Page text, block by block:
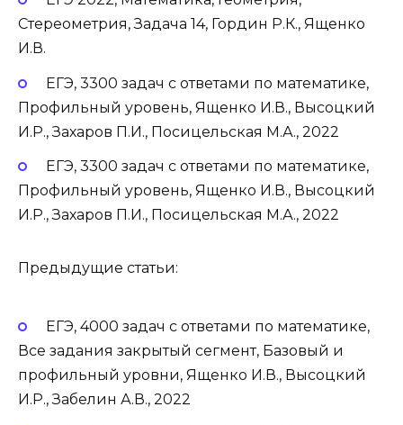
Стереометрия, Задача 14, Гордин Р.К., Ященко
И.В.
ЕГЭ, 3300 задач с ответами по математике,
Профильный уровень, Ященко И.В., Высоцкий
И.Р., Захаров П.И., Посицельская М.А., 2022
ЕГЭ, 3300 задач с ответами по математике,
Профильный уровень, Ященко И.В., Высоцкий
И.Р., Захаров П.И., Посицельская М.А., 2022
Предыдущие статьи:
ЕГЭ, 4000 задач с ответами по математике,
Все задания закрытый сегмент, Базовый и
профильный уровни, Ященко И.В., Высоцкий
И.Р., Забелин А.В., 2022